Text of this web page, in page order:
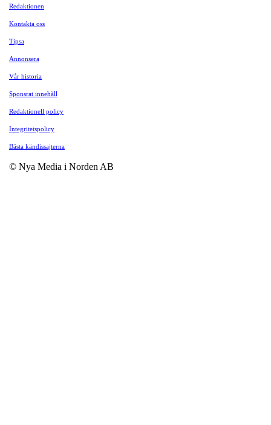
Redaktionen
Kontakta oss
Tipsa
Annonsera
Vår historia
Sponsrat innehåll
Redaktionell policy
Integritetspolicy
Bästa kändissajterna
© Nya Media i Norden AB